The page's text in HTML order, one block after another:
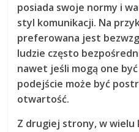
posiada swoje normy i
styl komunikacji. Na
preferowana jest
ludzie często
nawet jeśli mogą one
podejście może być
otwartość.
Z drugiej strony, w wielu